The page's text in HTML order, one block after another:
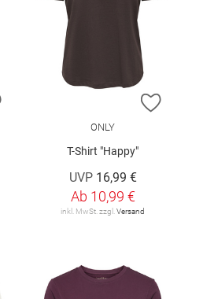
ZUR WUNSCHLISTE HINZUFÜGEN
ZUR
ONLY
T-Shirt "Happy"
UVP 16,99 €
Ab 10,99 €
inkl. MwSt. zzgl. Versand